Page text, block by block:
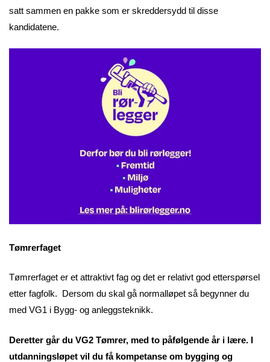
satt sammen en pakke som er skreddersydd til disse
kandidatene.
Tømrerfaget
Tømrerfaget er et attraktivt fag og det er relativt god etterspørsel
etter fagfolk. Dersom du skal gå normalløpet så begynner du
med VG1 i Bygg- og anleggsteknikk.
Deretter går du VG2 Tømrer, med to påfølgende år i lære. I
utdanningsløpet vil du få kompetanse om bygging og